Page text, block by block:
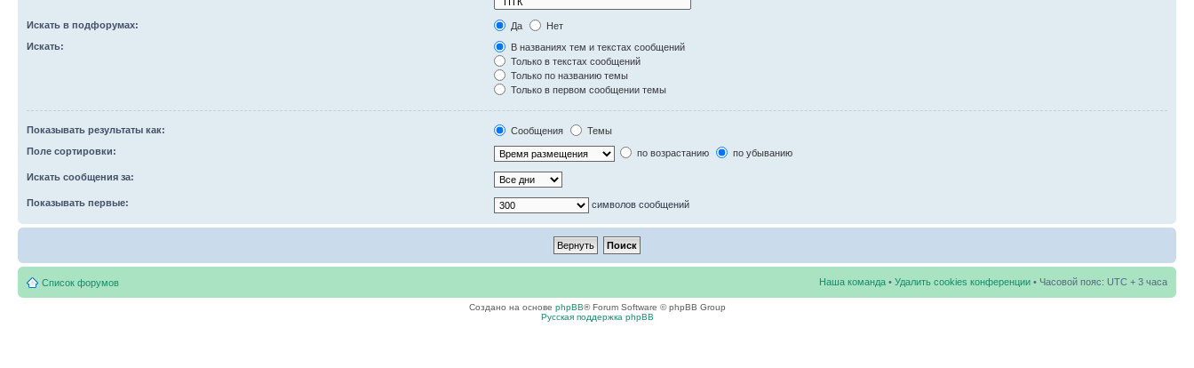
Искать в подфорумах: Да
Нет
Искать:
В названиях тем и текстах сообщений
Только в текстах сообщений
Только по названию темы
Только в первом сообщении темы
Показывать результаты как: Сообщения
Темы
Поле сортировки:
по возрастанию по убыванию
Искать сообщения за:
Показывать первые: символов сообщений
Список форумов Наша команда • Удалить cookies конференции • Часовой пояс: UTC + 3 часа
Создано на основе phpBB® Forum Software © phpBB Group
Русская поддержка phpBB